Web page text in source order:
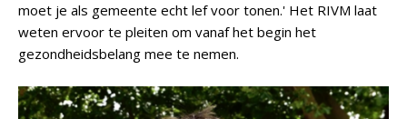
moet je als gemeente echt lef voor tonen.' Het RIVM laat
weten ervoor te pleiten om vanaf het begin het
gezondheidsbelang mee te nemen.